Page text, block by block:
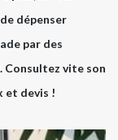
dépenser
par des
vite son
et devis !